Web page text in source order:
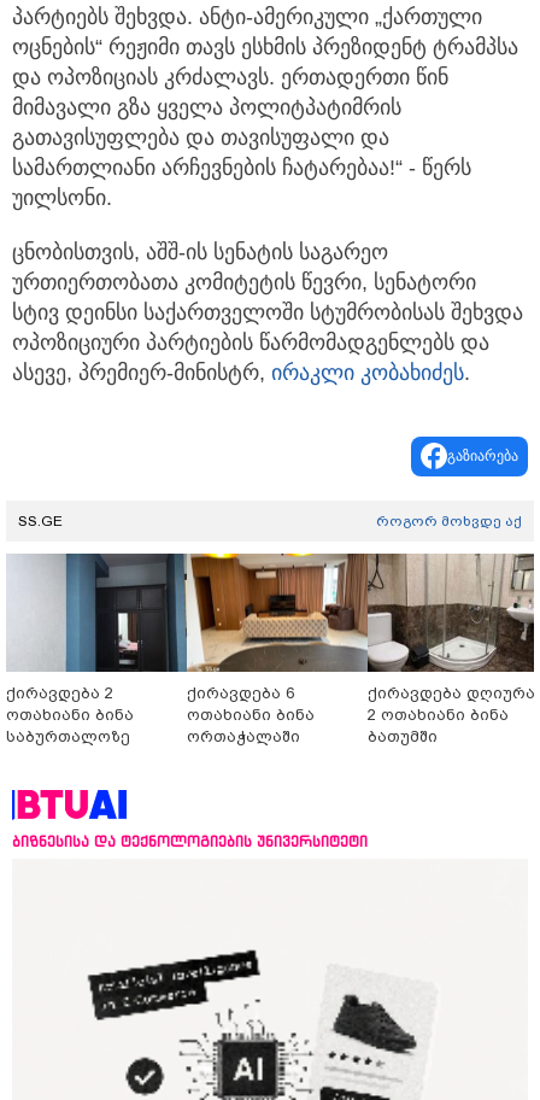
პარტიებს შეხვდა. ანტი-ამერიკული „ქართული
ოცნების“ რეჟიმი თავს ესხმის პრეზიდენტ ტრამპსა
და ოპოზიციას კრძალავს. ერთადერთი წინ
მიმავალი გზა ყველა პოლიტპატიმრის
გათავისუფლება და თავისუფალი და
სამართლიანი არჩევნების ჩატარებაა!“ - წერს
უილსონი.
ცნობისთვის, აშშ-ის სენატის საგარეო
ურთიერთობათა კომიტეტის წევრი, სენატორი
სტივ დეინსი საქართველოში სტუმრობისას შეხვდა
ოპოზიციური პარტიების წარმომადგენლებს და
ასევე, პრემიერ-მინისტრ, ირაკლი კობახიძეს.
გაზიარება
SS.GE როგორ მოხვდე აქ
ქირავდება 2
ოთახიანი ბინა
საბურთალოზე
ქირავდება 6
ოთახიანი ბინა
ორთაჭალაში
ქირავდება
2 ოთახიანი ბინა
ბათუმში
ბიზნესისა და ტექნოლოგიების უნივერსიტეტი